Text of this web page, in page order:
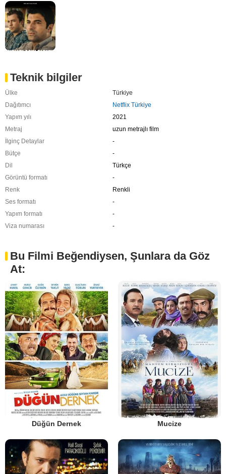
Teknik bilgiler
Ülke
Türkiye
Dağıtımcı
Netflix Türkiye
Yapım yılı
2021
Metraj
uzun metrajlı film
İlginç Detaylar
-
Bütçe
-
Dil
Türkçe
Görüntü formatı
-
Renk
Renkli
Ses formatı
-
Yapım formatı
-
Viza numarası
-
Bu Filmi Beğendiysen, Şunlara da Göz
At:
Düğün Dernek Mucize